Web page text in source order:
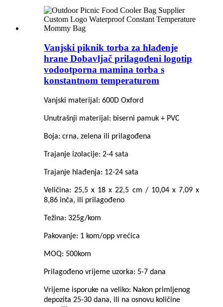
Vanjski piknik torba za hlađenje
hrane Dobavljač prilagođeni logotip
vodootporna mamina torba s
konstantnom temperaturom
Vanjski materijal: 600D Oxford
Unutrašnji materijal: biserni pamuk + PVC
Boja: crna, zelena ili prilagođena
Trajanje izolacije: 2-4 sata
Trajanje hlađenja: 12-24 sata
Veličina: 25,5 x 18 x 22,5 cm / 10,04 x 7,09 x
8,86 inča, ili prilagođeno
Težina: 325g/kom
Pakovanje: 1 kom/opp vrećica
MOQ: 500kom
Prilagođeno vrijeme uzorka: 5-7 dana
Vrijeme isporuke na veliko: Nakon primljenog
depozita 25-30 dana, ili na osnovu količine